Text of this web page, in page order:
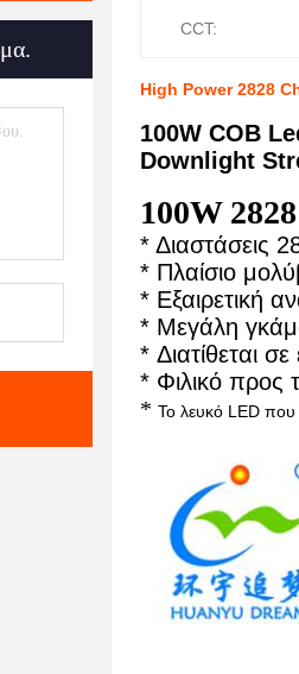
CCT:
High Power 2828
100W COB
Downlight
100W
* Διαστάσεις
* Πλαίσιο
* Εξαιρετική
* Μεγάλη
* Διατίθεται
* Φιλικό προς
* Το λευκό LED που